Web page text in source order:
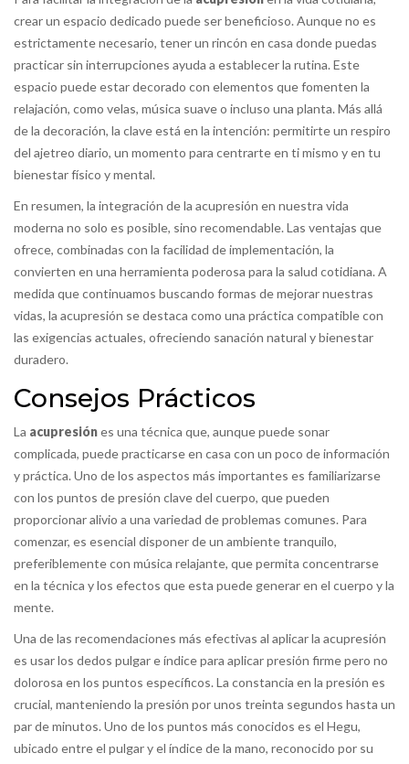
crear un espacio dedicado puede ser beneficioso. Aunque no es
estrictamente necesario, tener un rincón en casa donde puedas
practicar sin interrupciones ayuda a establecer la rutina. Este
espacio puede estar decorado con elementos que fomenten la
relajación, como velas, música suave o incluso una planta. Más allá
de la decoración, la clave está en la intención: permitirte un respiro
del ajetreo diario, un momento para centrarte en ti mismo y en tu
bienestar físico y mental.
En resumen, la integración de la acupresión en nuestra vida
moderna no solo es posible, sino recomendable. Las ventajas que
ofrece, combinadas con la facilidad de implementación, la
convierten en una herramienta poderosa para la salud cotidiana. A
medida que continuamos buscando formas de mejorar nuestras
vidas, la acupresión se destaca como una práctica compatible con
las exigencias actuales, ofreciendo sanación natural y bienestar
duradero.
Consejos Prácticos
La acupresiónes una técnica que, aunque puede sonar
complicada, puede practicarse en casa con un poco de información
y práctica. Uno de los aspectos más importantes es familiarizarse
con los puntos de presión clave del cuerpo, que pueden
proporcionar alivio a una variedad de problemas comunes. Para
comenzar, es esencial disponer de un ambiente tranquilo,
preferiblemente con música relajante, que permita concentrarse
en la técnica y los efectos que esta puede generar en el cuerpo y la
mente.
Una de las recomendaciones más efectivas al aplicar la acupresión
es usar los dedos pulgar e índice para aplicar presión firme pero no
dolorosa en los puntos específicos. La constancia en la presión es
crucial, manteniendo la presión por unos treinta segundos hasta un
par de minutos. Uno de los puntos más conocidos es el Hegu,
ubicado entre el pulgar y el índice de la mano, reconocido por su